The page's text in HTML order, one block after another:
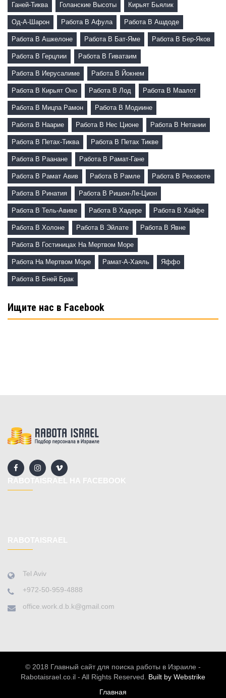
Ганей-Тиква Голанские Высоты Кирьят Бьялик
Од-А-Шарон Работа В Афула Работа В Ашдоде
Работа В Ашкелоне Работа В Бат-Яме Работа В Бер-Яков
Работа В Герцлии Работа В Гиватаим
Работа В Иерусалиме Работа В Йокнем
Работа В Кирьят Оно Работа В Лод Работа В Маалот
Работа В Мицпа Рамон Работа В Модиине
Работа В Наарие Работа В Нес Ционе Работа В Нетании
Работа В Петах-Тиква Работа В Петах Тикве
Работа В Раанане Работа В Рамат-Гане
Работа В Рамат Авив Работа В Рамле Работа В Реховоте
Работа В Ринатия Работа В Ришон-Ле-Цион
Работа В Тель-Авиве Работа В Хадере Работа В Хайфе
Работа В Холоне Работа В Эйлате Работа В Явне
Работа В Гостиницах На Мертвом Море
Работа На Мертвом Море Рамат-А-Хаяль Яффо
Работа В Бней Брак
Ищите нас в Facebook
Tel Aviv
+972-50-959-4888
office.work.d.b.k@gmail.com
© 2018 Главный сайт для поиска работы в Израиле -
Rabotaisrael.co.il - All Rights Reserved. Built by Webstrike
Главная